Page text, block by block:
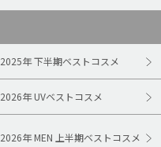
2025年 下半期ベストコスメ
2026年 UVベストコスメ
2026年 MEN 上半期ベストコスメ